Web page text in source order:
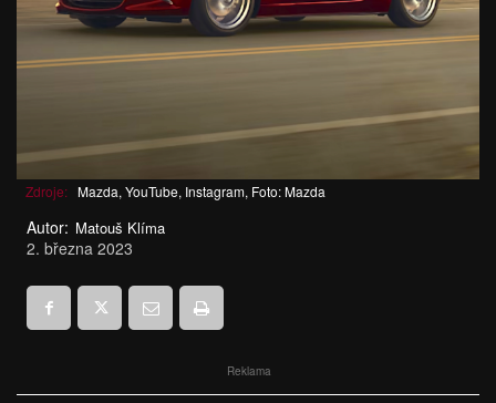
Zdroje: Mazda, YouTube, Instagram, Foto: Mazda
Autor: Matouš Klíma
2. března 2023
Reklama